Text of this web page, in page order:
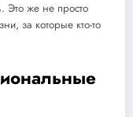
Это же не просто
за которые кто-то